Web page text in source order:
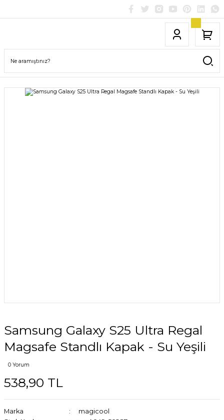
Samsung Galaxy S25 Ultra Regal
Magsafe Standlı Kapak - Su Yeşili
0 Yorum
538,90 TL
Marka
magicool